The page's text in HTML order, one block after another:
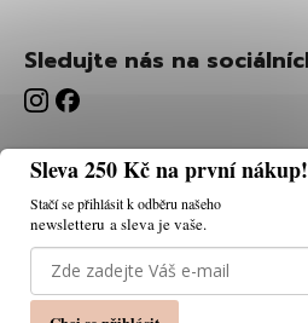
Používáme cookies, abychom
prohlížení webu a díky analýze
jeho funkce, výkon a
Sledujte nás na
Sleva 250 Kč na první nákup!
Stačí se přihlásit k odběru našeho
newsletteru a sleva je vaše.